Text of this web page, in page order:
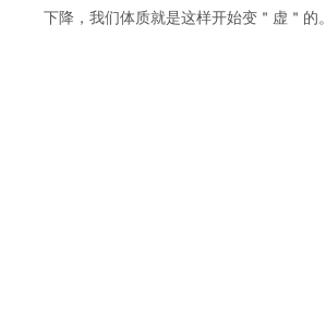
下降，我们体质就是这样开始变＂虚＂的。